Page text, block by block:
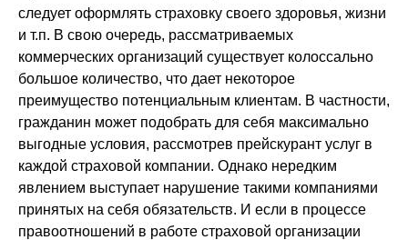
следует оформлять страховку своего здоровья, жизни
и т.п. В свою очередь, рассматриваемых
коммерческих организаций существует колоссально
большое количество, что дает некоторое
преимущество потенциальным клиентам. В частности,
гражданин может подобрать для себя максимально
выгодные условия, рассмотрев прейскурант услуг в
каждой страховой компании. Однако нередким
явлением выступает нарушение такими компаниями
принятых на себя обязательств. И если в процессе
правоотношений в работе страховой организации